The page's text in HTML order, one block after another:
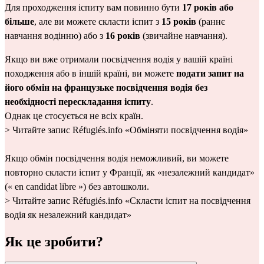
Для проходження іспиту вам повинно бути 17 років або
більше, але ви можете скласти іспит з 15 років (раннє
навчання водінню) або з 16 років (звичайне навчання).
Якщо ви вже отримали посвідчення водія у вашій країні
походження або в іншій країні, ви можете подати запит на
його обмін на французьке посвідчення водія без
необхідності перескладання іспиту.
Однак це стосується не всіх країн.
> Читайте запис Réfugiés.info «Обміняти посвідчення водія»
Якщо обмін посвідчення водія неможливий, ви можете
повторно скласти іспит у Франції, як «незалежний кандидат»
(« en candidat libre ») без автошколи.
> Читайте запис Réfugiés.info «Скласти іспит на посвідчення
водія як незалежний кандидат»
Як це зробити?